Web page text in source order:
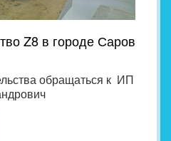
Z8 в городе Саров
обращаться к ИП